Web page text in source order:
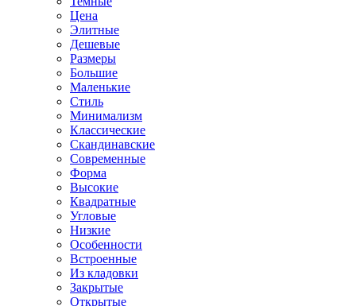
Цена
Элитные
Дешевые
Размеры
Большие
Маленькие
Стиль
Минимализм
Классические
Скандинавские
Современные
Форма
Высокие
Квадратные
Угловые
Низкие
Особенности
Встроенные
Из кладовки
Закрытые
Открытые